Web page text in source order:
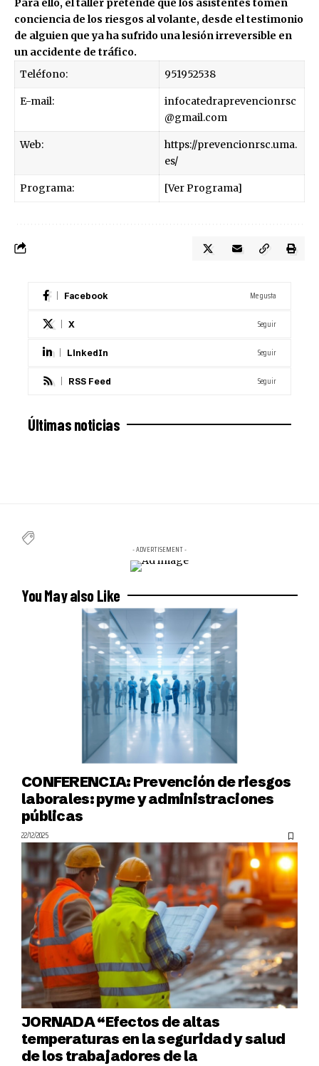
conciencia de los riesgos al volante, desde el testimonio
de alguien que ya ha sufrido una lesión irreversible en
un accidente de tráfico.
Teléfono:
951952538
E-mail:
infocatedraprevencionrsc
@gmail.com
Web:
https://prevencionrsc.uma.
es/
Programa: [Ver Programa]
Facebook Me gusta
X Seguir
LinkedIn Seguir
RSS Feed Seguir
Últimas noticias
- ADVERTISEMENT -
You May also Like
CONFERENCIA: Prevención de riesgos
laborales: pyme y administraciones
públicas
22/12/2025
JORNADA “Efectos de altas
temperaturas en la seguridad y salud
de los trabajadores de la